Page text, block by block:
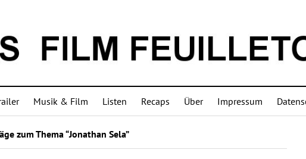
Musik & Film Listen Recaps Über Impressum
zum Thema “Jonathan Sela”